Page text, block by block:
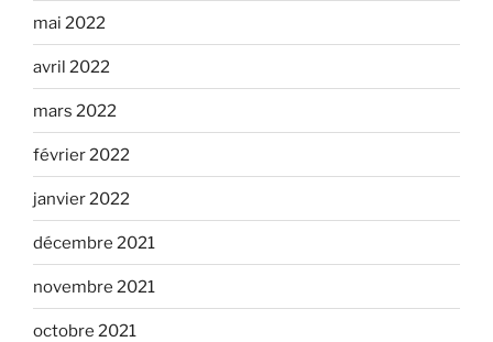
mai 2022
avril 2022
mars 2022
février 2022
janvier 2022
décembre 2021
novembre 2021
octobre 2021